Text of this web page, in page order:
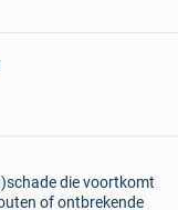
die voortkomt
of ontbrekende